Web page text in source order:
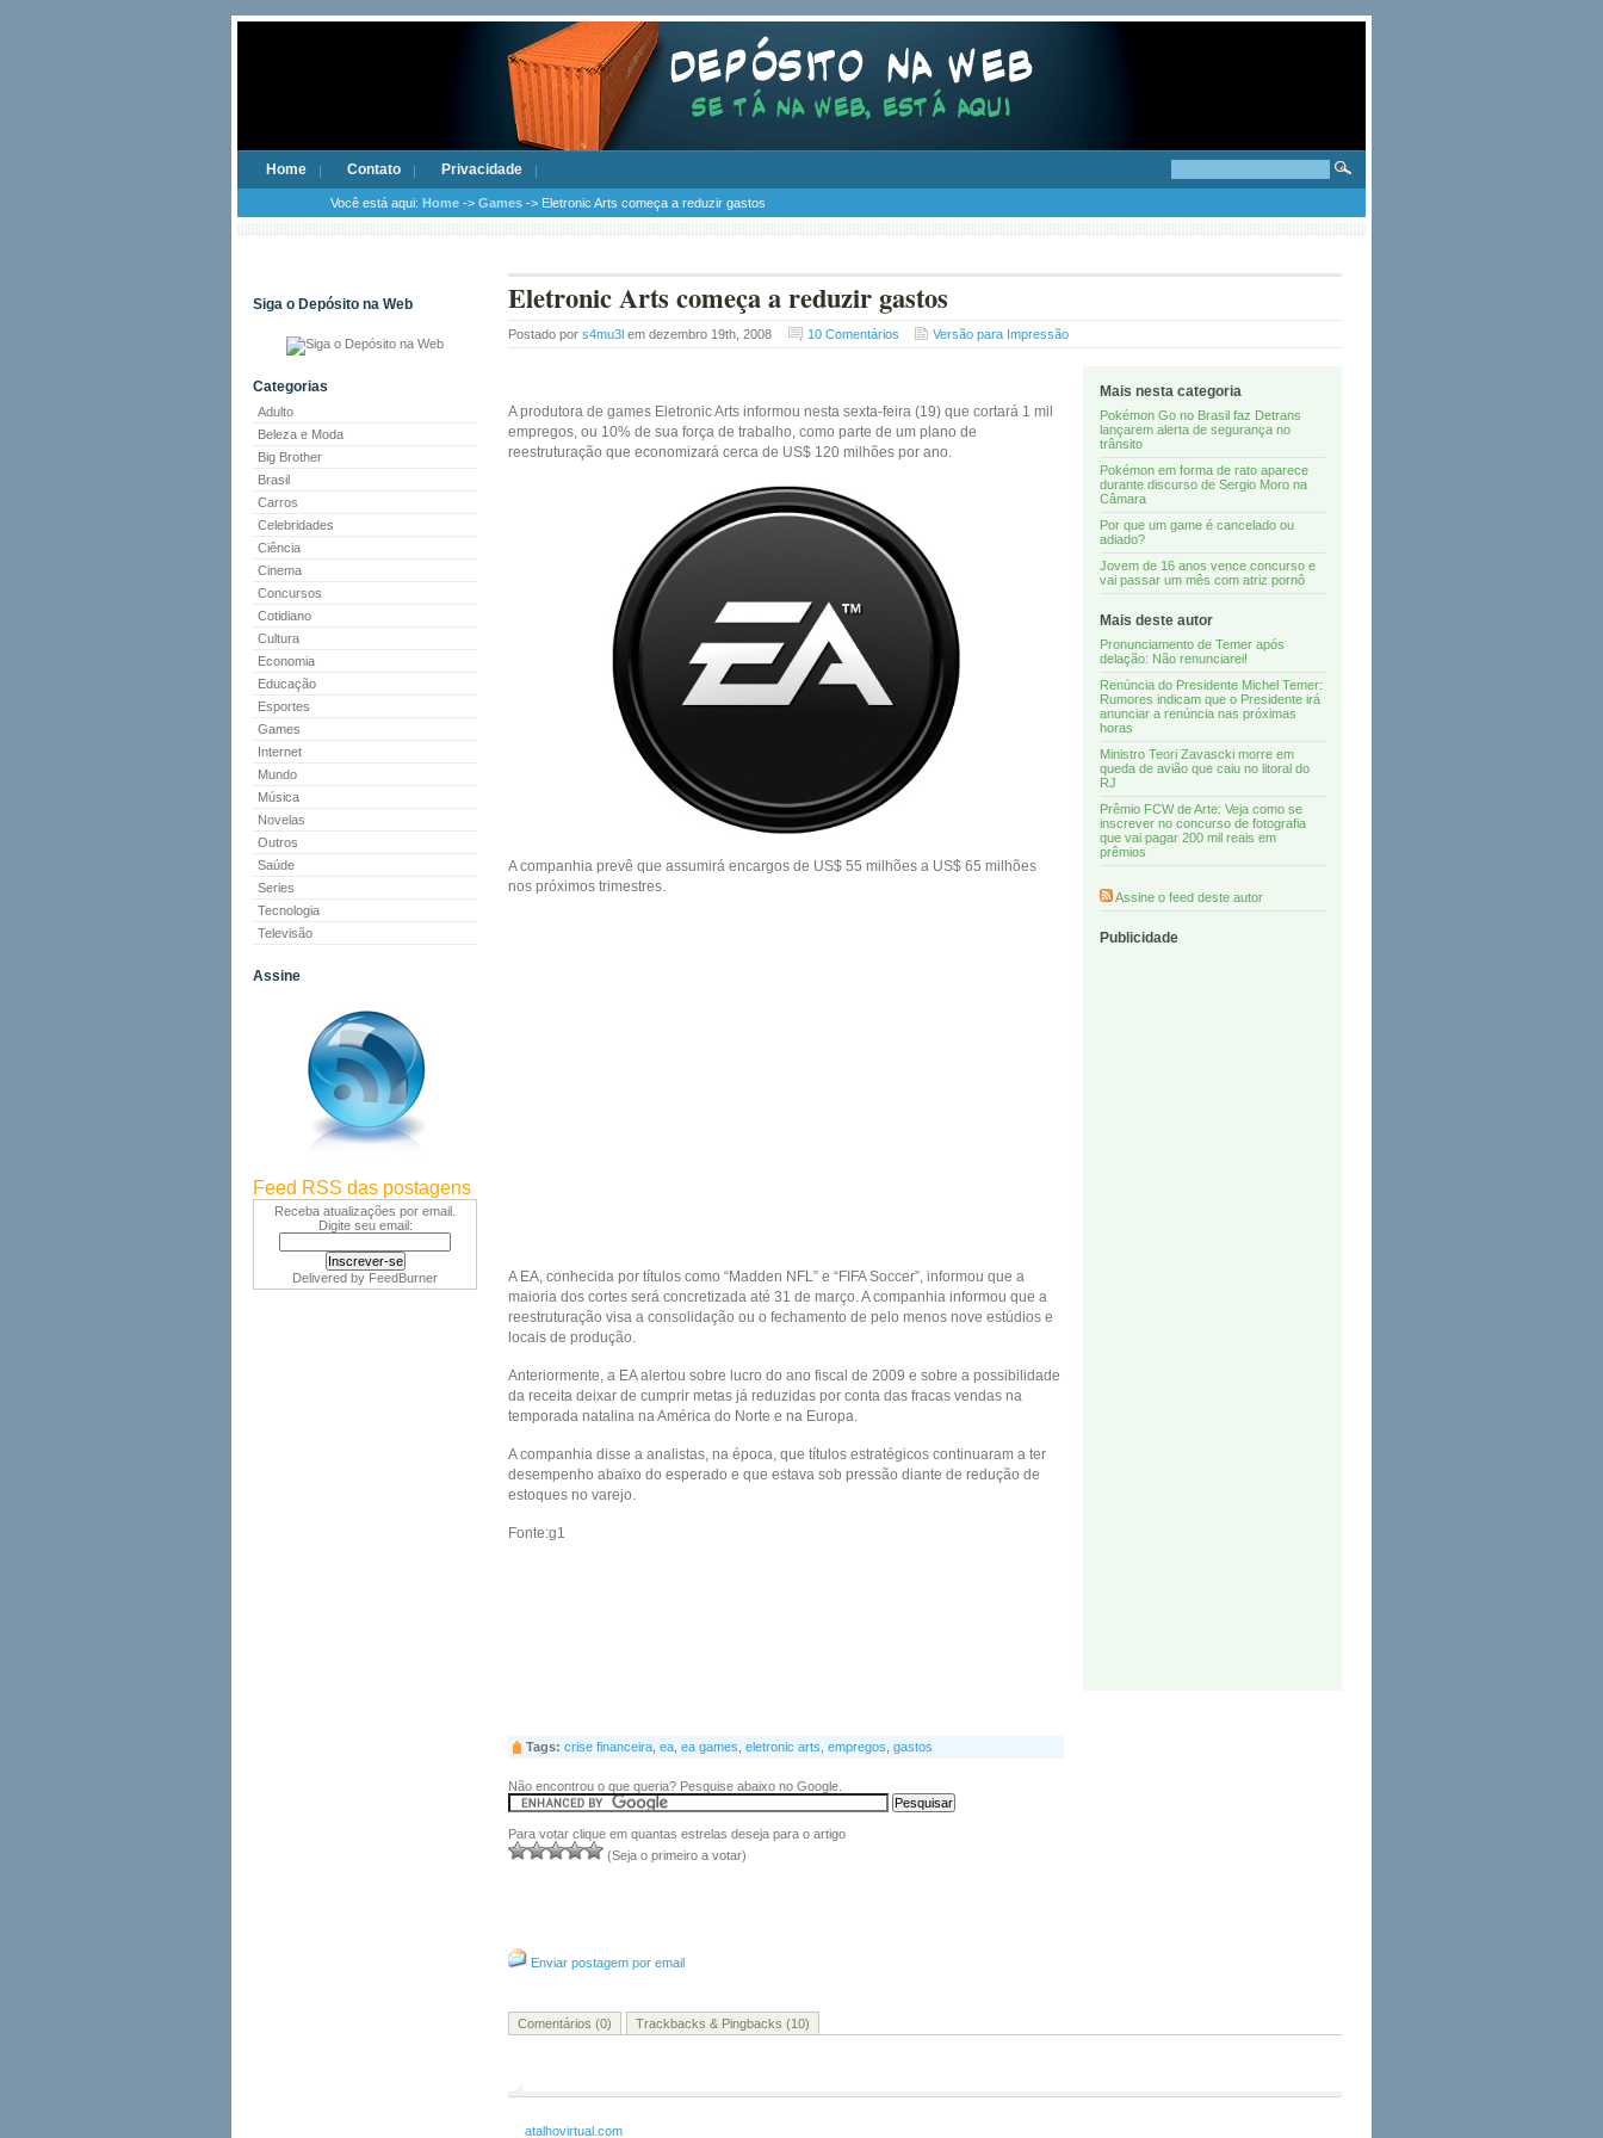
Home Contato Privacidade
Você está aqui: Home -> Games -> Eletronic Arts começa a reduzir gastos
Siga o Depósito na Web
Categorias
Adulto
Beleza e Moda
Big Brother
Brasil
Carros
Celebridades
Ciência
Cinema
Concursos
Cotidiano
Cultura
Economia
Educação
Esportes
Games
Internet
Mundo
Música
Novelas
Outros
Saúde
Series
Tecnologia
Televisão
Assine
Feed RSS das postagens
Receba atualizações por email.
Digite seu email:
Delivered by FeedBurner
Eletronic Arts começa a reduzir gastos
Postado por s4mu3l em dezembro 19th, 2008 10 Comentários Versão para Impressão
A produtora de games Eletronic Arts informou nesta sexta-feira (19) que cortará 1 mil
empregos, ou 10% de sua força de trabalho, como parte de um plano de
reestruturação que economizará cerca de US$ 120 milhões por ano.
A companhia prevê que assumirá encargos de US$ 55 milhões a US$ 65 milhões
nos próximos trimestres.
A EA, conhecida por títulos como “Madden NFL” e “FIFA Soccer”, informou que a
maioria dos cortes será concretizada até 31 de março. A companhia informou que a
reestruturação visa a consolidação ou o fechamento de pelo menos nove estúdios e
locais de produção.
Anteriormente, a EA alertou sobre lucro do ano fiscal de 2009 e sobre a possibilidade
da receita deixar de cumprir metas já reduzidas por conta das fracas vendas na
temporada natalina na América do Norte e na Europa.
A companhia disse a analistas, na época, que títulos estratégicos continuaram a ter
desempenho abaixo do esperado e que estava sob pressão diante de redução de
estoques no varejo.
Fonte:g1
Mais nesta categoria
Pokémon Go no Brasil faz Detrans
lançarem alerta de segurança no
trânsito
Pokémon em forma de rato aparece
durante discurso de Sergio Moro na
Câmara
Por que um game é cancelado ou
adiado?
Jovem de 16 anos vence concurso e
vai passar um mês com atriz pornô
Mais deste autor
Pronunciamento de Temer após
delação: Não renunciarei!
Renúncia do Presidente Michel Temer:
Rumores indicam que o Presidente irá
anunciar a renúncia nas próximas
horas
Ministro Teori Zavascki morre em
queda de avião que caiu no litoral do
RJ
Prêmio FCW de Arte: Veja como se
inscrever no concurso de fotografia
que vai pagar 200 mil reais em
prêmios
Assine o feed deste autor
Publicidade
Tags: crise financeira ea ea games eletronic arts empregos gastos
Não encontrou o que queria? Pesquise abaixo no Google.
Para votar clique em quantas estrelas deseja para o artigo
(Seja o primeiro a votar)
Enviar postagem por email
Comentários (0) Trackbacks & Pingbacks (10)
atalhovirtual.com